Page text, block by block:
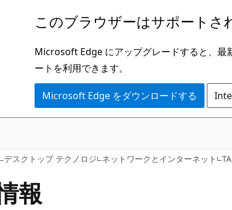
このブラウザーはサポートさ
Microsoft Edge にアップグレードすると、最
ートを利用できます。
Microsoft Edge をダウンロードする
デスクトップ テクノロジ ネットワークとインターネット
報